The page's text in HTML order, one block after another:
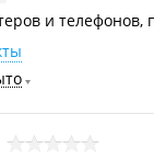
и телефонов,